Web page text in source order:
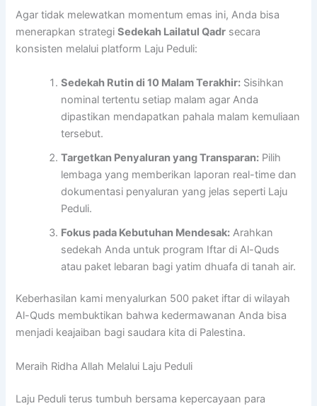
Agar tidak melewatkan momentum emas ini, Anda bisa
menerapkan strategiSedekah Lailatul Qadr secara
konsisten melalui platform Laju Peduli:
Sedekah Rutin di 10 Malam Terakhir: Sisihkan
nominal tertentu setiap malam agar Anda
dipastikan mendapatkan pahala malam kemuliaan
tersebut.
Targetkan Penyaluran yang Transparan: Pilih
lembaga yang memberikan laporan real-time dan
dokumentasi penyaluran yang jelas seperti Laju
Peduli.
Fokus pada Kebutuhan Mendesak: Arahkan
sedekah Anda untuk program Iftar di Al-Quds
atau paket lebaran bagi yatim dhuafa di tanah air.
Keberhasilan kami menyalurkan 500 paket iftar di wilayah
Al-Quds membuktikan bahwa kedermawanan Anda bisa
menjadi keajaiban bagi saudara kita di Palestina.
Meraih Ridha Allah Melalui Laju Peduli
Laju Peduli terus tumbuh bersama kepercayaan para